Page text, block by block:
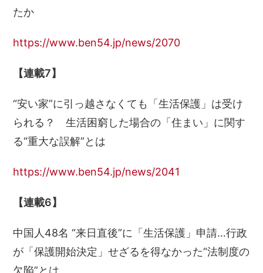
たか
https://www.ben54.jp/news/2070
【連載7】
“安い家”に引っ越さなくても「生活保護」は受け
られる？ 生活困窮した場合の「住まい」に関す
る“重大な誤解”とは
https://www.ben54.jp/news/2041
【連載6】
中国人48名 “来日直後”に「生活保護」申請…行政
が「保護開始決定」せざるを得なかった“法制度の
欠陥”とは